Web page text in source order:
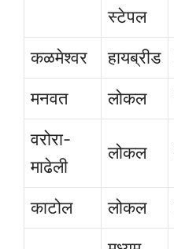
स्टेपल
कळमेश्वर हायब्रीड
मनवत
लोकल
वरोरा-
माढेली
लोकल
काटोल लोकल